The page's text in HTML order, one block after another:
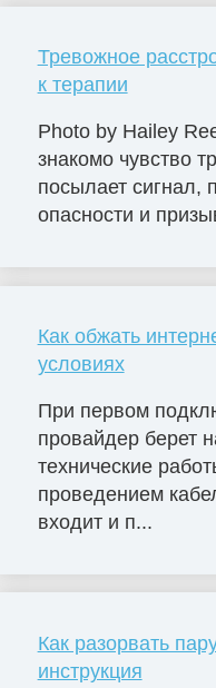
Тревожное
к терапии
Photo by Hailey
знакомо чувство
посылает
опасности и
Как обжать
условиях
При первом
провайдер берет
технические
проведением
входит и п...
Как разорвать
инструкция